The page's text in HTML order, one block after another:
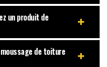
un produit de
de toiture